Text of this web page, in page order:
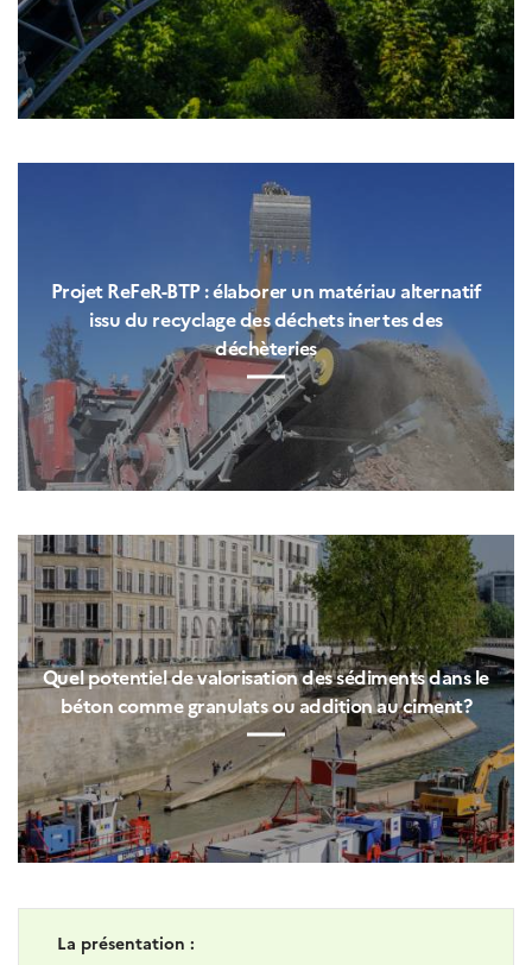
Projet ReFeR-BTP : élaborer un matériau alternatif
issu du recyclage des déchets inertes des
déchèteries
Quel potentiel de valorisation des sédiments dans le
béton comme granulats ou addition au ciment?
La présentation :